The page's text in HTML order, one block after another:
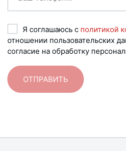
Я соглашаюсь с политикой
отношении пользовательских
согласие на обработку